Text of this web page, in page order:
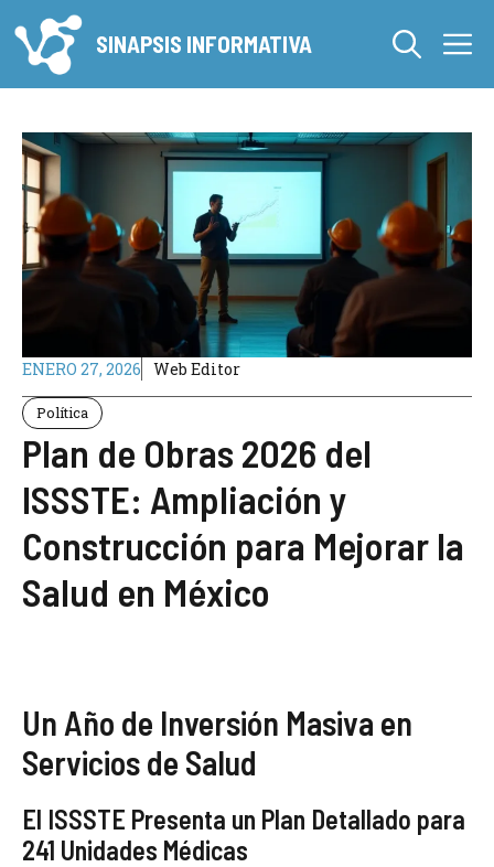
al
contenido
SINAPSIS INFORMATIVA
ENERO 27, 2026 Web Editor
Política
Plan de Obras 2026 del
ISSSTE: Ampliación y
Construcción para Mejorar la
Salud en México
Un Año de Inversión Masiva en
Servicios de Salud
El ISSSTE Presenta un Plan Detallado para
241 Unidades Médicas